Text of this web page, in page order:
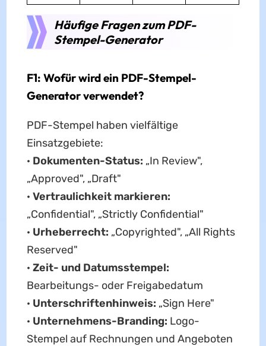
Häufige Fragen zum PDF-
Stempel-Generator
F1: Wofür wird ein PDF-Stempel-
Generator verwendet?
PDF-Stempel haben vielfältige
Einsatzgebiete:
· Dokumenten-Status: „In Review",
„Approved", „Draft"
· Vertraulichkeit markieren:
„Confidential", „Strictly Confidential"
· Urheberrecht: „Copyrighted", „All Rights
Reserved"
· Zeit- und Datumsstempel:
Bearbeitungs- oder Freigabedatum
· Unterschriftenhinweis: „Sign Here"
· Unternehmens-Branding: Logo-
Stempel auf Rechnungen und Angeboten